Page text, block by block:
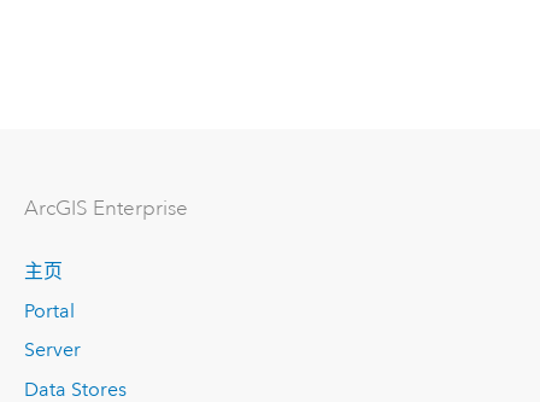
ArcGIS Enterprise
主页
Portal
Server
Data Stores